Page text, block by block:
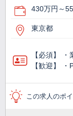
430万円～
東京都
【必須】
【歓迎】
この求人のポ